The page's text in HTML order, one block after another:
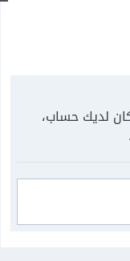
لديك حساب،